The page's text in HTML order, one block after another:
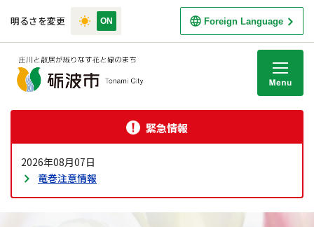
明るさを変更 Foreign Language
緊急情報
2026年08月07日
竜巻注意情報